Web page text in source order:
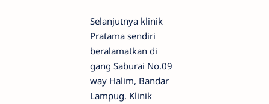
Selanjutnya klinik
Pratama sendiri
beralamatkan di
gang Saburai No.09
way Halim, Bandar
Lampug. Klinik